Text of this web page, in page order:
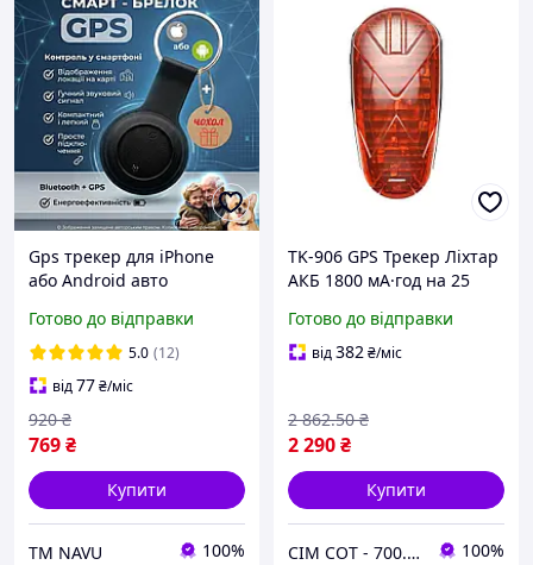
Gps трекер для iPhone
або Android авто
airtag для відстеження
дитини літніх людей
тварин gps трекери
Готово до відправки
5.0 (12)
від77₴/міс
769₴
920 ₴
Купити
ТМ NAVU 100%
TK-906 GPS Трекер Ліхтар
АКБ 1800 мА·год на 25
Мопеда Мотоцикла
Самоката, TKSTAR
Готово до відправки
від382₴/міс
2 290₴
2 862.50 ₴
Купити
СІМ СОТ - 700.com.ua Магазин_Електроніки 100%